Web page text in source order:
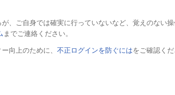
、ご自身では確実に行っていないなど、覚えのない
までご連絡ください。
向上のために、 不正ログインを防ぐにはをご確認くだ